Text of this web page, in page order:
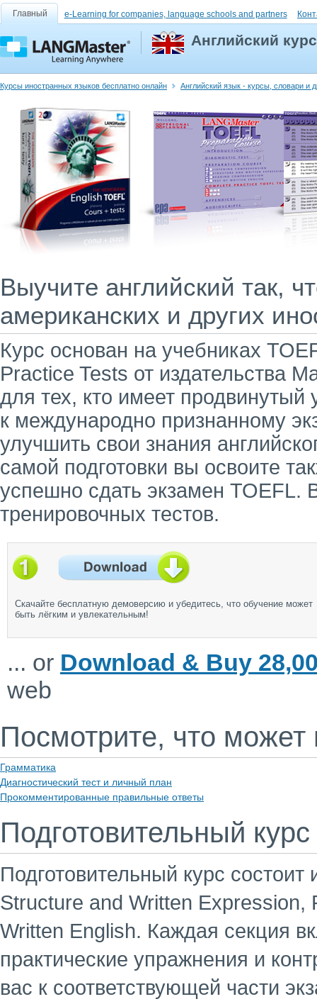
Главный e-Learning for companies, language schools and partners
Английский
Курсы иностранных языков бесплатно онлайн Английский язык - курсы, словари и
Выучите английский так,
американских и других
Курс основан на учебниках
Practice Tests от издательства
для тех, кто имеет продвинутый
к международно признанному
улучшить свои знания
самой подготовки вы освоите
успешно сдать экзамен
тренировочных тестов.
Скачайте бесплатную демоверсию и убедитесь, что обучение может
быть лёгким и увлекательным!
... or Download & Buy
web
Посмотрите, что может
Грамматика
Диагностический тест и личный план
Прокомментированные правильные ответы
Подготовительный курс
Подготовительный курс
Structure and Written Expression,
Written English. Каждая секция
практические упражнения и
вас к соответствующей части